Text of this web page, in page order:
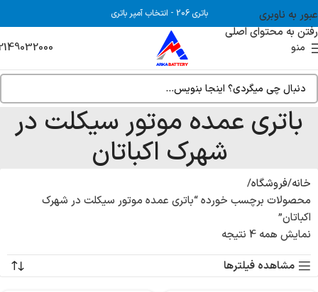
عبور به ناوبری
رفتن به محتوای اصلی
باتری 206 - انتخاب آمپر باتری
منو
باتری عمده موتور سیکلت در
شهرک اکباتان
خانه فروشگاه
محصولات برچسب خورده “باتری عمده موتور سیکلت در شهرک
اکباتان”
نمایش همه 4 نتیجه
مشاهده فیلترها